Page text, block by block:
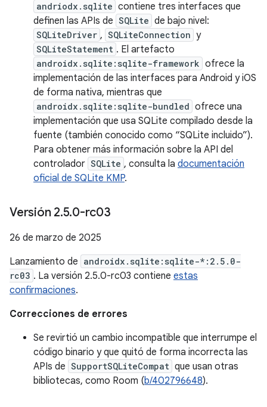
andriodx.sqlite contiene tres interfaces que
definen las APIs de SQLite de bajo nivel:
SQLiteDriver , SQLiteConnection y
SQLiteStatement . El artefacto
androidx.sqlite:sqlite-framework ofrece la
implementación de las interfaces para Android y iOS
de forma nativa, mientras que
androidx.sqlite:sqlite-bundled ofrece una
implementación que usa SQLite compilado desde la
fuente (también conocido como “SQLite incluido”).
Para obtener más información sobre la API del
controlador SQLite , consulta la documentación
oficial de SQLite KMP.
Versión 2.5.0-rc03
26 de marzo de 2025
Lanzamiento de androidx.sqlite:sqlite-*:2.5.0-
rc03 . La versión 2.5.0-rc03 contiene estas
confirmaciones.
Correcciones de errores
Se revirtió un cambio incompatible que interrumpe el
código binario y que quitó de forma incorrecta las
APIs de SupportSQLiteCompat que usan otras
bibliotecas, como Room (b/402796648).